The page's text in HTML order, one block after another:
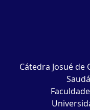
Cátedra Josué de